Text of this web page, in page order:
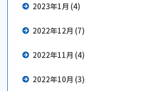
2023年1月 (4)
2022年12月 (7)
2022年11月 (4)
2022年10月 (3)